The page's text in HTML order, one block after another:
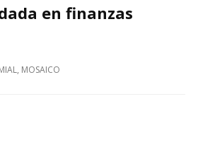
en finanzas
, MOSAICO